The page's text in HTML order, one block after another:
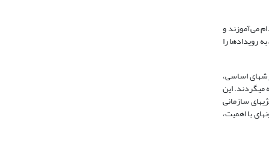
می‌آموزند و
رویدادها را
دارد، فرهنگ سازمانی به ارزش­های اساسی،
می­گردند. این
سازمانی
با اهمیت،